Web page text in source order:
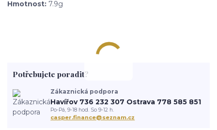
Hmotnost: 7.9g
Potřebujete poradit?
Zákaznická podpora
Havířov 736 232 307 Ostrava 778 585 851
Po-Pá, 9-18 hod. So 9-12 h.
casper.finance@seznam.cz